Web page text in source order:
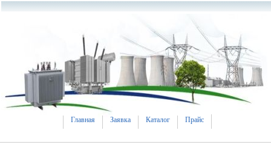
Главная Заявка Каталог Прайс